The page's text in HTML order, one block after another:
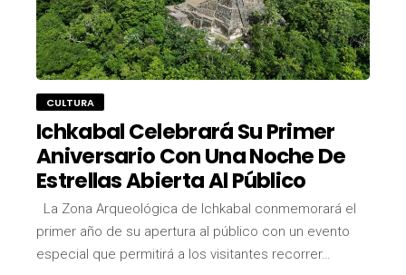
CULTURA
Ichkabal Celebrará Su Primer
Aniversario Con Una Noche De
Estrellas Abierta Al Público
La Zona Arqueológica de Ichkabal conmemorará el
primer año de su apertura al público con un evento
especial que permitirá a los visitantes recorrer…